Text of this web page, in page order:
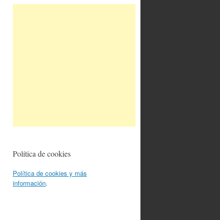
Política de cookies
Política de cookies y más
información.